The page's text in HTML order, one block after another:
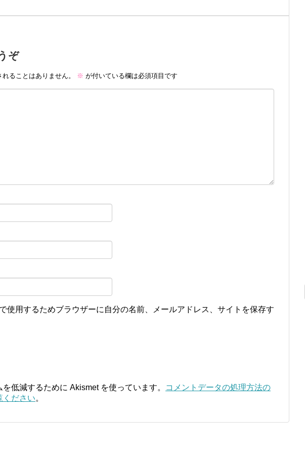
ぞ
ることはありません。 ※ が付いている欄は必須項目です
使用するためブラウザーに自分の名前、メールアドレス、サイトを保存す
低減するために Akismet を使っています。
コメントデータの処理方法の
ください。